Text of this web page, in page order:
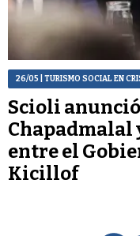
26/05 | TURISMO SOCIAL EN
Scioli
Chapadmalal
entre el
Kicillof